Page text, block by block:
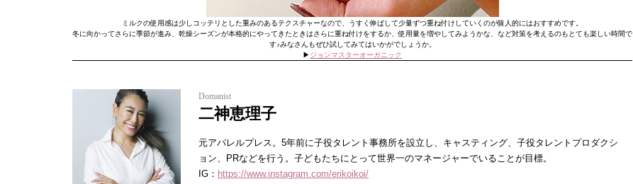
ミルクの使用感は少しコッテリとした重みのあるテクスチャーなので、うすく伸ばして少量ずつ重ね付けしていくのが個人的にはおすすめです。
冬に向かってさらに季節が進み、乾燥シーズンが本格的にやってきたときはさらに重ね付けをするか、使用量を増やしてみようかな、など対策を考えるのもとても楽しい時間で
す♪みなさんもぜひ試してみてはいかがでしょうか。
▶︎ ジョンマスターオーガニック
Domanist
二神恵理子
元アパレルプレス。5年前に子役タレント事務所を設立し、キャスティング、子役タレントプロダクシ
ョン、PRなどを行う。子どもたちにとって世界一のマネージャーでいることが目標。
IG： https://www.instagram.com/erikoikoi/